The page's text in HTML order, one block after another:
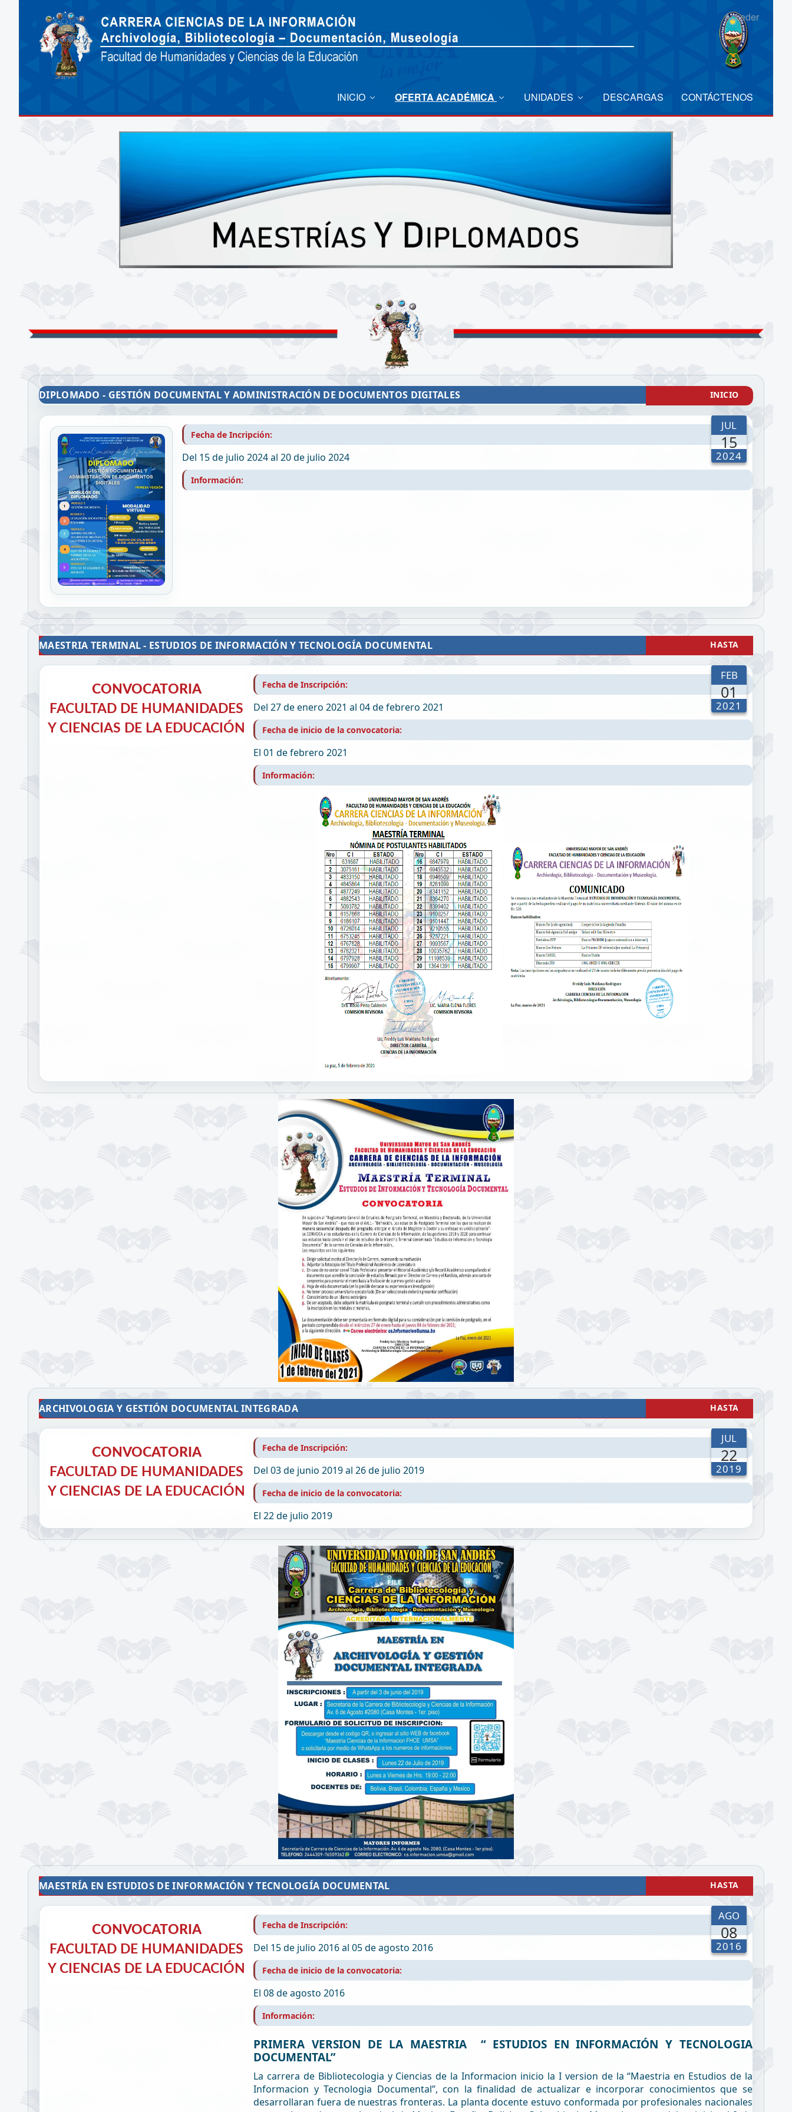
Acceder
INICIO OFERTA ACADÉMICA UNIDADES DESCARGAS CONTÁCTENOS
DIPLOMADO - GESTIÓN DOCUMENTAL Y ADMINISTRACIÓN DE DOCUMENTOS DIGITALES INICIO
JUL
15
2024
Fecha de Incripción:
Del 15 de julio 2024 al 20 de julio 2024
Información:
MAESTRIA TERMINAL - ESTUDIOS DE INFORMACIÓN Y TECNOLOGÍA DOCUMENTAL HASTA
CONVOCATORIA
FACULTAD DE HUMANIDADES
Y CIENCIAS DE LA EDUCACIÓN
CONVOCATORIA
CONVOCATORIA POSTGRADO
FEB
01
2021
Fecha de Inscripción:
Del 27 de enero 2021 al 04 de febrero 2021
Fecha de inicio de la convocatoria:
El 01 de febrero 2021
Información:
ARCHIVOLOGIA Y GESTIÓN DOCUMENTAL INTEGRADA HASTA
CONVOCATORIA
FACULTAD DE HUMANIDADES
Y CIENCIAS DE LA EDUCACIÓN
CONVOCATORIA
CONVOCATORIA POSTGRADO
JUL
22
2019
Fecha de Inscripción:
Del 03 de junio 2019al 26 de julio 2019
Fecha de inicio de la convocatoria:
El 22 de julio 2019
MAESTRÍA EN ESTUDIOS DE INFORMACIÓN Y TECNOLOGÍA DOCUMENTAL HASTA
CONVOCATORIA
FACULTAD DE HUMANIDADES
Y CIENCIAS DE LA EDUCACIÓN
CONVOCATORIA
CONVOCATORIA POSTGRADO
AGO
08
2016
Fecha de Inscripción:
Del 15 de julio 2016al 05 de agosto 2016
Fecha de inicio de la convocatoria:
El 08 de agosto 2016
Información:
PRIMERA VERSION DE LA MAESTRIA “ ESTUDIOS EN INFORMACIÓN Y TECNOLOGIA
DOCUMENTAL”
La carrera de Bibliotecologia y Ciencias de la Informacion inicio la I version de la “Maestria en Estudios de la
Informacion y Tecnologia Documental”, con la finalidad de actualizar e incorporar conocimientos que se
desarrollaran fuera de nuestras fronteras. La planta docente estuvo conformada por profesionales nacionales